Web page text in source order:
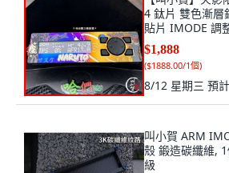
4 鈦片 雙色漸
貼片 IMODE 調
$1,888
($1888.00/1個)
8/12 星期三 預
叫小賀 ARM
殼 鍛造碳纖維,
級